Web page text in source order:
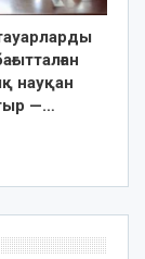
науқан
—…